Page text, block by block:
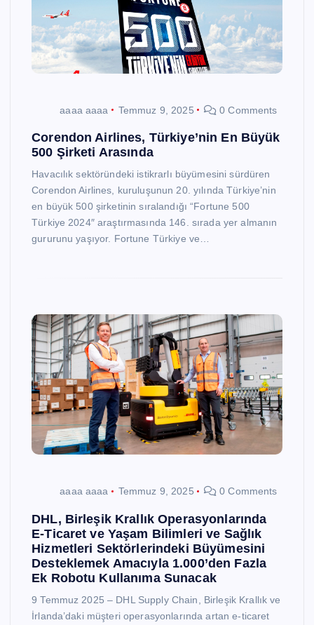
aaaa aaaa Temmuz 9, 2025 0 Comments
Corendon Airlines, Türkiye’nin En Büyük
500 Şirketi Arasında
Havacılık sektöründeki istikrarlı büyümesini sürdüren
Corendon Airlines, kuruluşunun 20. yılında Türkiye’nin
en büyük 500 şirketinin sıralandığı “Fortune 500
Türkiye 2024″ araştırmasında 146. sırada yer almanın
gururunu yaşıyor. Fortune Türkiye ve…
aaaa aaaa Temmuz 9, 2025 0 Comments
DHL, Birleşik Krallık Operasyonlarında
E-Ticaret ve Yaşam Bilimleri ve Sağlık
Hizmetleri Sektörlerindeki Büyümesini
Desteklemek Amacıyla 1.000’den Fazla
Ek Robotu Kullanıma Sunacak
9 Temmuz 2025 – DHL Supply Chain, Birleşik Krallık ve
İrlanda’daki müşteri operasyonlarında artan e-ticaret